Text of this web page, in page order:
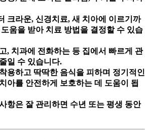
크라운, 신경치료, 새 치아에 이르기까
움을 받아 치료 방법을 결정할 수 있습
, 치과에 전화하는 등 집에서 빠르게 관
일 수 있습니다.
용하고 딱딱한 음식을 피하며 정기적인
아를 안전하게 보호하는 데 도움이 됩
항은 잘 관리하면 수년 또는 평생 동안